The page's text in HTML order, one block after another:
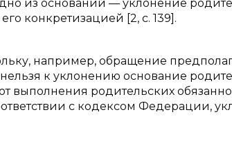
из оснований — уклонение
конкретизацией [2, с. 139].
например, обращение
к уклонению основание
выполнения родительских
с кодексом Федерации,